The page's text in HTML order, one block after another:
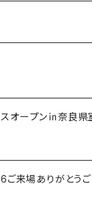
スオープン㏌奈良県
ご来場ありがとうご